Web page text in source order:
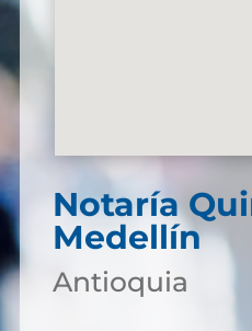
Notaría
Medellín
Antioquia